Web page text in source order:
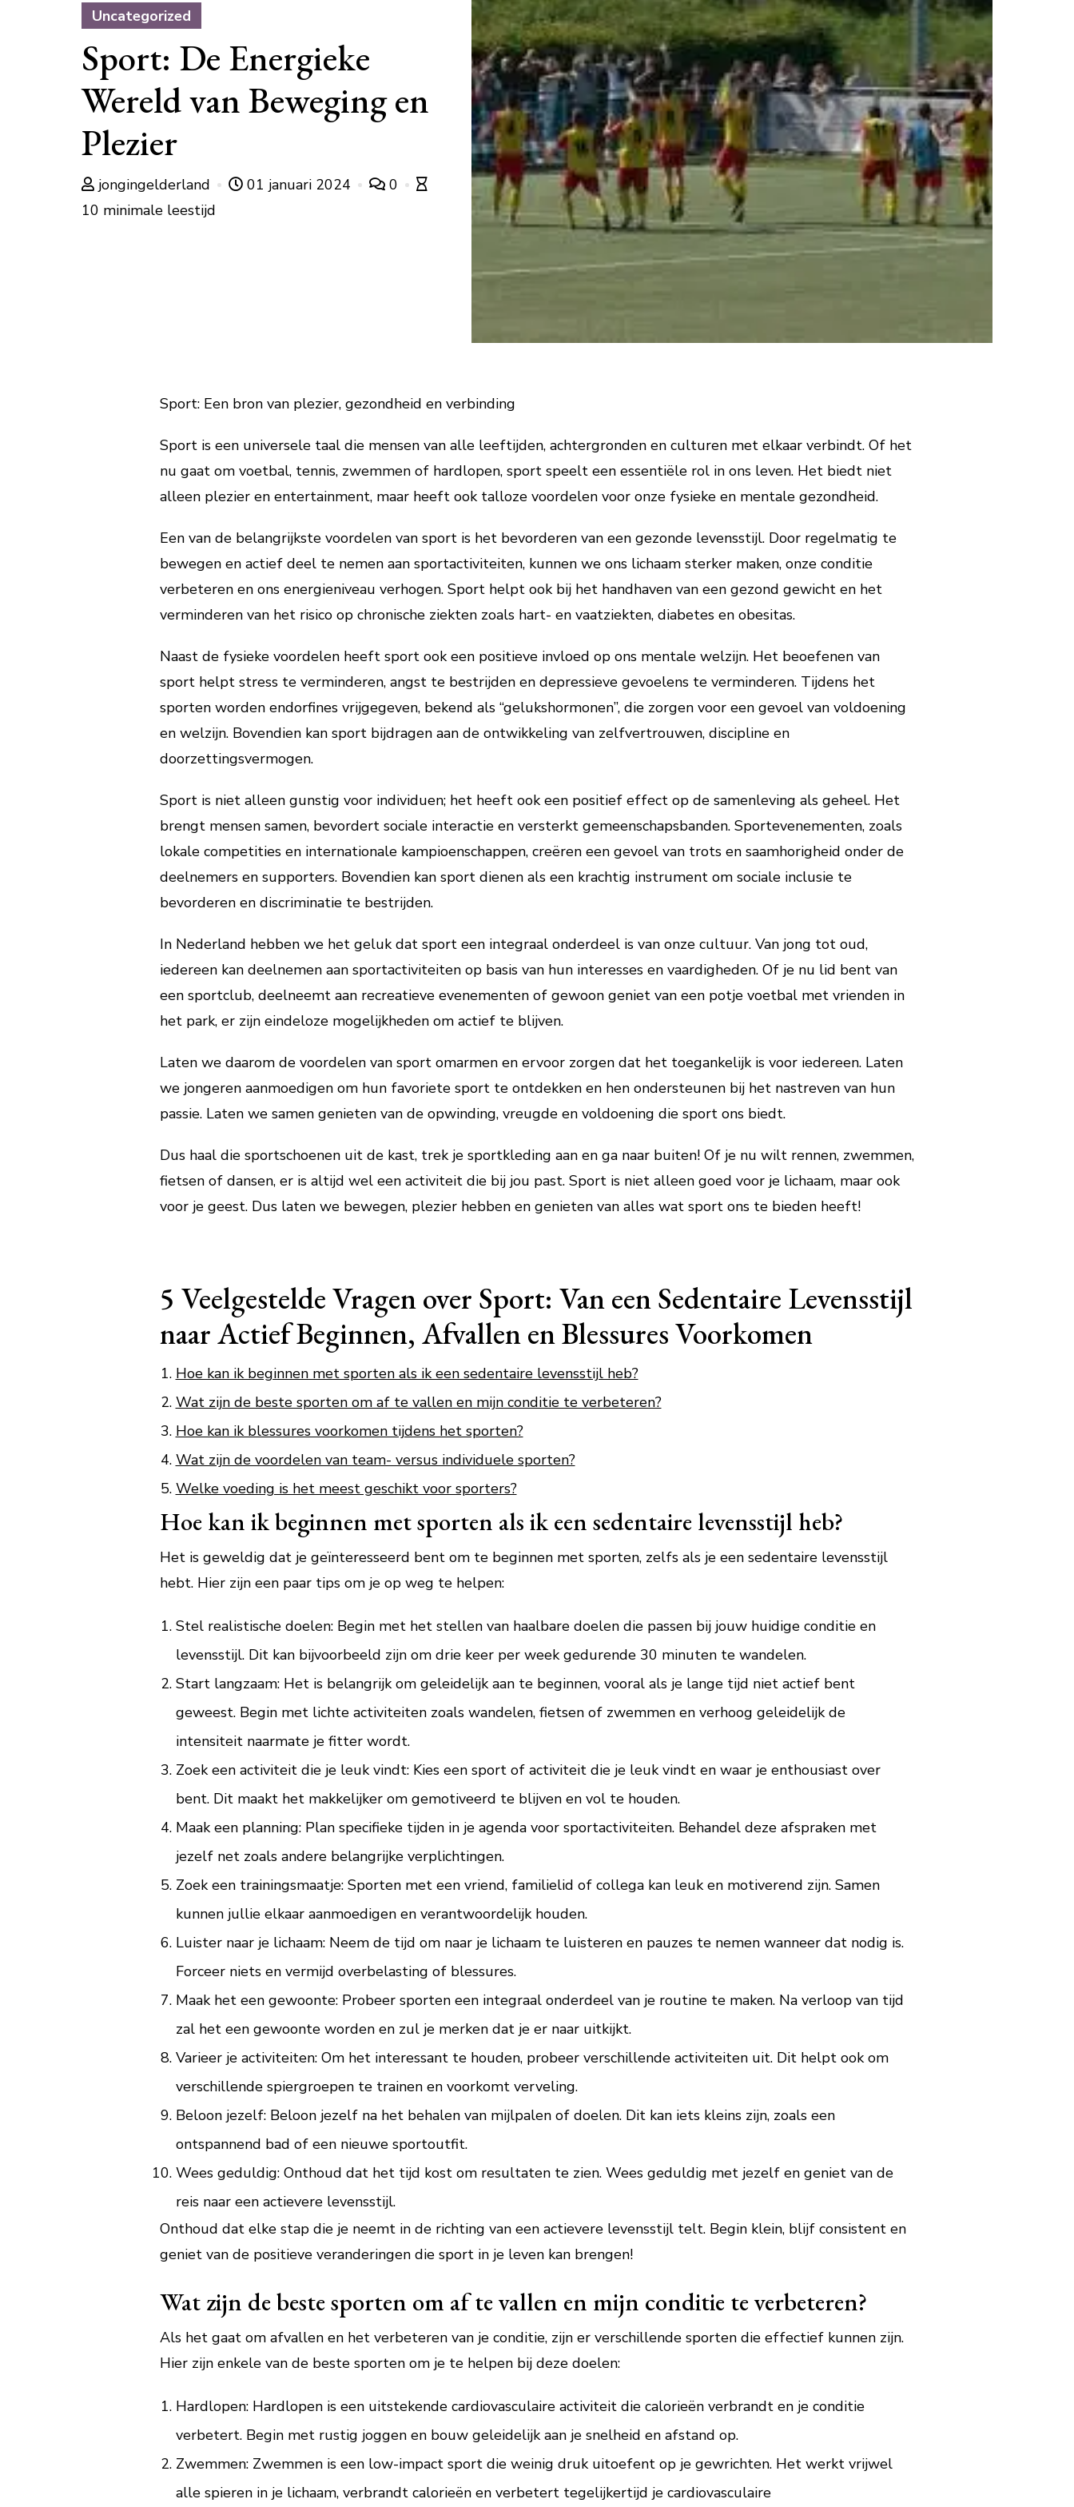
Uncategorized
Sport: De Energieke
Wereld van Beweging en
Plezier
jongingelderland 01 januari 2024
0
10 minimale leestijd
Sport: Een bron van plezier, gezondheid en verbinding
Sport is een universele taal die mensen van alle leeftijden, achtergronden en culturen met elkaar verbindt. Of het
nu gaat om voetbal, tennis, zwemmen of hardlopen, sport speelt een essentiële rol in ons leven. Het biedt niet
alleen plezier en entertainment, maar heeft ook talloze voordelen voor onze fysieke en mentale gezondheid.
Een van de belangrijkste voordelen van sport is het bevorderen van een gezonde levensstijl. Door regelmatig te
bewegen en actief deel te nemen aan sportactiviteiten, kunnen we ons lichaam sterker maken, onze conditie
verbeteren en ons energieniveau verhogen. Sport helpt ook bij het handhaven van een gezond gewicht en het
verminderen van het risico op chronische ziekten zoals hart- en vaatziekten, diabetes en obesitas.
Naast de fysieke voordelen heeft sport ook een positieve invloed op ons mentale welzijn. Het beoefenen van
sport helpt stress te verminderen, angst te bestrijden en depressieve gevoelens te verminderen. Tijdens het
sporten worden endorfines vrijgegeven, bekend als “gelukshormonen”, die zorgen voor een gevoel van voldoening
en welzijn. Bovendien kan sport bijdragen aan de ontwikkeling van zelfvertrouwen, discipline en
doorzettingsvermogen.
Sport is niet alleen gunstig voor individuen; het heeft ook een positief effect op de samenleving als geheel. Het
brengt mensen samen, bevordert sociale interactie en versterkt gemeenschapsbanden. Sportevenementen, zoals
lokale competities en internationale kampioenschappen, creëren een gevoel van trots en saamhorigheid onder de
deelnemers en supporters. Bovendien kan sport dienen als een krachtig instrument om sociale inclusie te
bevorderen en discriminatie te bestrijden.
In Nederland hebben we het geluk dat sport een integraal onderdeel is van onze cultuur. Van jong tot oud,
iedereen kan deelnemen aan sportactiviteiten op basis van hun interesses en vaardigheden. Of je nu lid bent van
een sportclub, deelneemt aan recreatieve evenementen of gewoon geniet van een potje voetbal met vrienden in
het park, er zijn eindeloze mogelijkheden om actief te blijven.
Laten we daarom de voordelen van sport omarmen en ervoor zorgen dat het toegankelijk is voor iedereen. Laten
we jongeren aanmoedigen om hun favoriete sport te ontdekken en hen ondersteunen bij het nastreven van hun
passie. Laten we samen genieten van de opwinding, vreugde en voldoening die sport ons biedt.
Dus haal die sportschoenen uit de kast, trek je sportkleding aan en ga naar buiten! Of je nu wilt rennen, zwemmen,
fietsen of dansen, er is altijd wel een activiteit die bij jou past. Sport is niet alleen goed voor je lichaam, maar ook
voor je geest. Dus laten we bewegen, plezier hebben en genieten van alles wat sport ons te bieden heeft!
5 Veelgestelde Vragen over Sport: Van een Sedentaire Levensstijl
naar Actief Beginnen, Afvallen en Blessures Voorkomen
Hoe kan ik beginnen met sporten als ik een sedentaire levensstijl heb?
Wat zijn de beste sporten om af te vallen en mijn conditie te verbeteren?
Hoe kan ik blessures voorkomen tijdens het sporten?
Wat zijn de voordelen van team- versus individuele sporten?
Welke voeding is het meest geschikt voor sporters?
Hoe kan ik beginnen met sporten als ik een sedentaire levensstijl heb?
Het is geweldig dat je geïnteresseerd bent om te beginnen met sporten, zelfs als je een sedentaire levensstijl
hebt. Hier zijn een paar tips om je op weg te helpen:
Stel realistische doelen: Begin met het stellen van haalbare doelen die passen bij jouw huidige conditie en
levensstijl. Dit kan bijvoorbeeld zijn om drie keer per week gedurende 30 minuten te wandelen.
Start langzaam: Het is belangrijk om geleidelijk aan te beginnen, vooral als je lange tijd niet actief bent
geweest. Begin met lichte activiteiten zoals wandelen, fietsen of zwemmen en verhoog geleidelijk de
intensiteit naarmate je fitter wordt.
Zoek een activiteit die je leuk vindt: Kies een sport of activiteit die je leuk vindt en waar je enthousiast over
bent. Dit maakt het makkelijker om gemotiveerd te blijven en vol te houden.
Maak een planning: Plan specifieke tijden in je agenda voor sportactiviteiten. Behandel deze afspraken met
jezelf net zoals andere belangrijke verplichtingen.
Zoek een trainingsmaatje: Sporten met een vriend, familielid of collega kan leuk en motiverend zijn. Samen
kunnen jullie elkaar aanmoedigen en verantwoordelijk houden.
Luister naar je lichaam: Neem de tijd om naar je lichaam te luisteren en pauzes te nemen wanneer dat nodig is.
Forceer niets en vermijd overbelasting of blessures.
Maak het een gewoonte: Probeer sporten een integraal onderdeel van je routine te maken. Na verloop van tijd
zal het een gewoonte worden en zul je merken dat je er naar uitkijkt.
Varieer je activiteiten: Om het interessant te houden, probeer verschillende activiteiten uit. Dit helpt ook om
verschillende spiergroepen te trainen en voorkomt verveling.
Beloon jezelf: Beloon jezelf na het behalen van mijlpalen of doelen. Dit kan iets kleins zijn, zoals een
ontspannend bad of een nieuwe sportoutfit.
Wees geduldig: Onthoud dat het tijd kost om resultaten te zien. Wees geduldig met jezelf en geniet van de
reis naar een actievere levensstijl.
Onthoud dat elke stap die je neemt in de richting van een actievere levensstijl telt. Begin klein, blijf consistent en
geniet van de positieve veranderingen die sport in je leven kan brengen!
Wat zijn de beste sporten om af te vallen en mijn conditie te verbeteren?
Als het gaat om afvallen en het verbeteren van je conditie, zijn er verschillende sporten die effectief kunnen zijn.
Hier zijn enkele van de beste sporten om je te helpen bij deze doelen:
Hardlopen: Hardlopen is een uitstekende cardiovasculaire activiteit die calorieën verbrandt en je conditie
verbetert. Begin met rustig joggen en bouw geleidelijk aan je snelheid en afstand op.
Zwemmen: Zwemmen is een low-impact sport die weinig druk uitoefent op je gewrichten. Het werkt vrijwel
alle spieren in je lichaam, verbrandt calorieën en verbetert tegelijkertijd je cardiovasculaire